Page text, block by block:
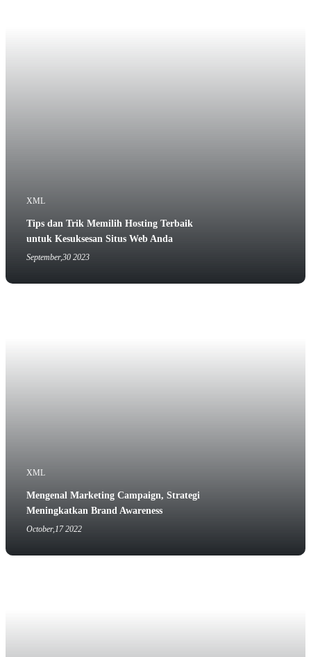
XML
Tips dan Trik Memilih Hosting Terbaik
untuk Kesuksesan Situs Web Anda
September,30 2023
XML
Mengenal Marketing Campaign, Strategi
Meningkatkan Brand Awareness
October,17 2022